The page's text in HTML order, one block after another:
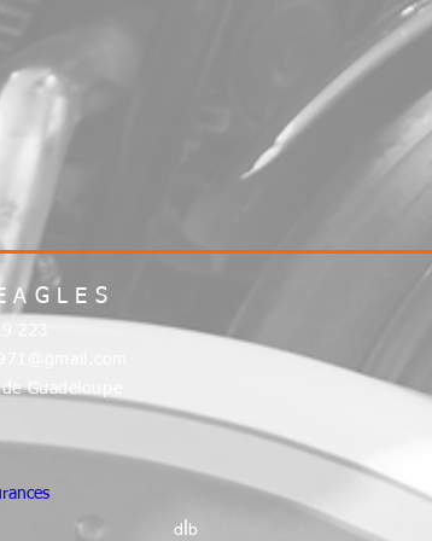
Guadeloupe
dlb